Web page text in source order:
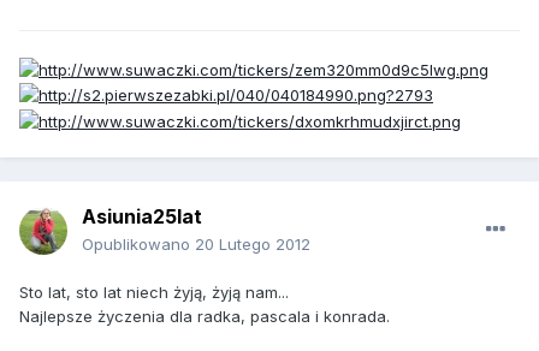
Asiunia25lat
Opublikowano 20 Lutego 2012
Sto lat, sto lat niech żyją, żyją nam...
Najlepsze życzenia dla radka, pascala i konrada.